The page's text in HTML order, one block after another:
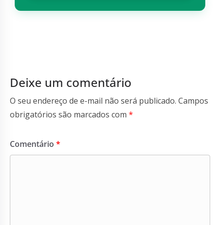
Deixe um comentário
O seu endereço de e-mail não será publicado. Campos
obrigatórios são marcados com *
Comentário *